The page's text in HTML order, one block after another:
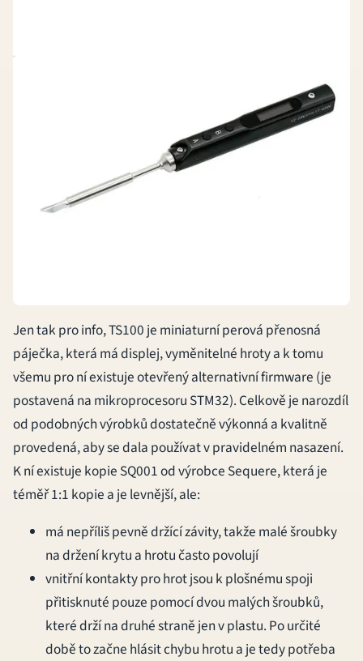
Jen tak pro info, TS100 je miniaturní perová přenosná
páječka, která má displej, vyměnitelné hroty a k tomu
všemu pro ní existuje otevřený alternativní firmware (je
postavená na mikroprocesoru STM32). Celkově je narozdíl
od podobných výrobků dostatečně výkonná a kvalitně
provedená, aby se dala používat v pravidelném nasazení.
K ní existuje kopie SQ001 od výrobce Sequere, která je
téměř 1:1 kopie a je levnější, ale:
má nepříliš pevně držící závity, takže malé šroubky
na držení krytu a hrotu často povolují
vnitřní kontakty pro hrot jsou k plošnému spoji
přitisknuté pouze pomocí dvou malých šroubků,
které drží na druhé straně jen v plastu. Po určité
době to začne hlásit chybu hrotu a je tedy potřeba